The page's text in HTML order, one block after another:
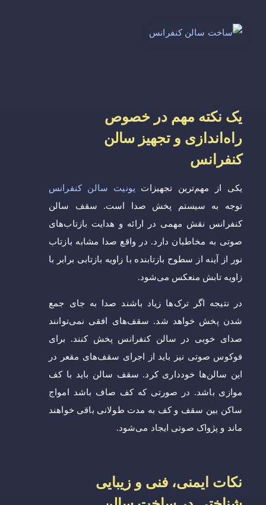
یک نکته مهم در خصوص
راه‌اندازی و تجهیز سالن
کنفرانس
یکی از مهم‌ترین تجهیزات یونیت سالن کنفرانس
توجه به سیستم پخش صدا است. سقف سالن
کنفرانس نقش مهمی در ارائه و هدایت بازتاب‌های
صوتی به مخاطبان دارد. در واقع صدا مشابه بازتاب
نور از آینه از سطوح بازتابنده با زاویه بازتابی برابر با
زاویه تابش منعکس می‌شود.
در نتیجه اگر ترک‌ها زیاد باشند صدا به جای جمع
شدن پخش خواهد شد. سقف‌های افقی نمی‌توانند
صدای خوبی در سالن کنفرانس پخش کنند. برای
فوکوس صوتی نیز باید از اجرای سقف‌های مقعر در
این سالن‌ها خودداری کرد. سقف سالن باید با کف
موازی باشد. در صورتی که کف صاف باشد امواج
ساکن بین سقف و کف به مدت طولانی باقی خواهند
ماند و پژواک صوتی ایجاد می‌شود.
نکات ایمنی، فنی و زیبایی